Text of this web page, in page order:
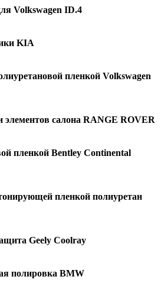
Volkswagen ID.4
KIA
пленкой Volkswagen
элементов салона RANGE ROVER
пленкой Bentley Continental
пленкой полиуретан
Geely Coolray
полировка BMW